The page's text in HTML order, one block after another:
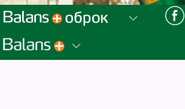
ПЛАН ЗА ИСХРАНА
ЗДРАВИ РЕЦЕПТИ